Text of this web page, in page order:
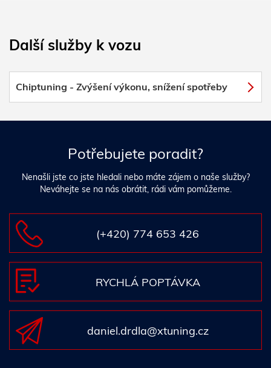
Další služby k vozu
Chiptuning - Zvýšení výkonu, snížení spotřeby
Potřebujete poradit?
Nenašli jste co jste hledali nebo máte zájem o naše služby?
Neváhejte se na nás obrátit, rádi vám pomůžeme.
(+420) 774 653 426
RYCHLÁ POPTÁVKA
daniel.drdla@xtuning.cz